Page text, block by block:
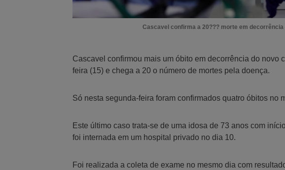
Cascavel confirma a 20??? morte em
Cascavel confirmou mais um óbito em decorrência do novo
feira (15) e chega a 20 o número de mortes pela doença.
Só nesta segunda-feira foram confirmados quatro óbitos no
Este último caso trata-se de uma idosa de 73 anos com
foi internada em um hospital privado no dia 10.
Foi realizada a coleta de exame no mesmo dia com